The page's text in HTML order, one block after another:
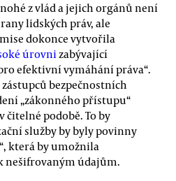
z vlád a jejich orgánů není
lidských práv, ale
dokonce vytvořila
úrovnizabývající
efektivní vymáhání práva“.
bezpečnostních
„zákonného přístupu“
čitelné podobě. To by
služby by byly povinny
která by umožnila
údajům.